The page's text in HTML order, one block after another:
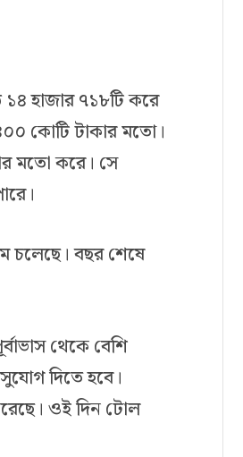
১৪ হাজার ৭১৮টি করে
কোটি টাকার মতো।
মতো করে। সে
চলেছে। বছর শেষে
থেকে বেশি
দিতে হবে।
ওই দিন টোল